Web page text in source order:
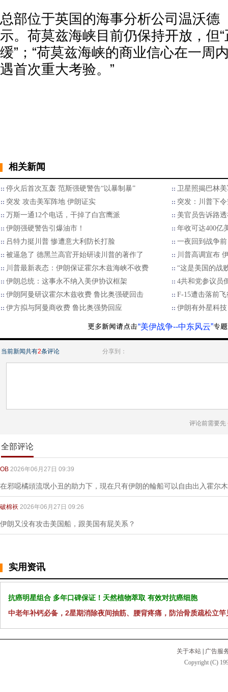
总部位于英国的海事分析公司温沃德
示。荷莫兹海峡目前仍保持开放，但
缓”；“荷莫兹海峡的商业信心在一周
遇首次重大考验。”
相关新闻
停火后首次互轰 范斯强硬警告“以暴制暴”
卫星照揭巴林
突发 攻击美军阵地 伊朗证实
突发：川普下
万斯一通12个电话，干掉了白宫鹰派
美官员告诉路
伊朗强硬警告引爆油市！
年收可达400亿
吕特力挺川普 惨遭意大利防长打脸
一夜回到战争
被逼急了 德黑兰高官开始研读川普的著作了
川普高调宣布
川普最新表态：伊朗保证霍尔木兹海峡不收费
“这是美国的战
伊朗总统：这事永不纳入美伊协议框架
4共和党参议员
伊朗阿曼研议霍尔木兹收费 鲁比奥强硬回击
F-15遭击落前
伊方拟与阿曼商收费 鲁比奥强势回应
伊朗有外星科
“美伊战争--中东风云”
当前新闻共有2条评论 分享到：
评论前需要先
全部评论
OB 2026年06月27日 09:39
在邪噁橘頭流氓小丑的助力下，現在只有伊朗的輪船可以自由出入霍尔
破棉袄 2026年06月27日 09:26
伊朗又没有攻击美国船，跟美国有屁关系？
实用资讯
抗癌明星组合 多年口碑保证！天然植物萃取 有效对抗癌细胞
中老年补钙必备，2星期消除夜间抽筋、腰背疼痛，防治骨质疏松立竿
关于本站
广告服
Copyright (C)